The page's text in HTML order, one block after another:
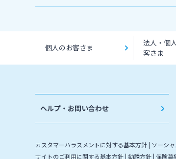
個人のお客さま
法人・個
客さま
ヘルプ・お問い合わせ
カスタマーハラスメントに対する基本方針 ソーシ
サイトのご利用に関する基本方針 勧誘方針 保険募